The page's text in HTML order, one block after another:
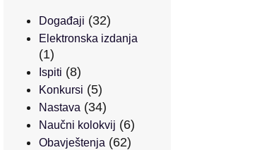
Događaji (32)
Elektronska izdanja
(1)
Ispiti (8)
Konkursi (5)
Nastava(34)
Naučni kolokvij (6)
Obavještenja(62)